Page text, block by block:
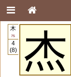
木
75
4
(8)
杰